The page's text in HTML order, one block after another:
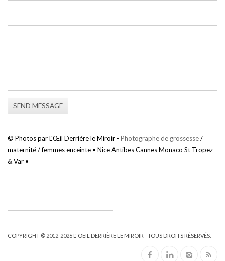
© Photos par L'Œil Derrière le Miroir - Photographe de grossesse/
maternité / femmes enceinte • Nice Antibes Cannes Monaco St Tropez
& Var •
COPYRIGHT © 2012-2026 L' OEIL DERRIÈRE LE MIROIR - TOUS DROITS RÉSERVÉS.